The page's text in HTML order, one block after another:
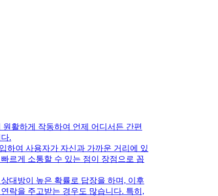
활하게 작동하여 언제 어디서든 간편
.
하여 사용자가 자신과 가까운 거리에 있
르게 소통할 수 있는 점이 장점으로 꼽
대방이 높은 확률로 답장을 하며, 이후
락을 주고받는 경우도 많습니다. 특히,